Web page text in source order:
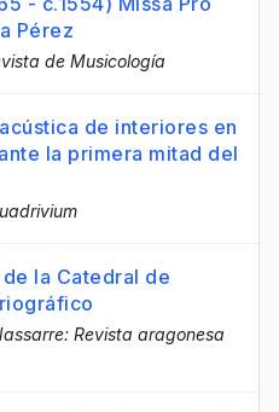
Pérez
de Musicología
de interiores en
la primera mitad del
la Catedral de
Revista aragonesa